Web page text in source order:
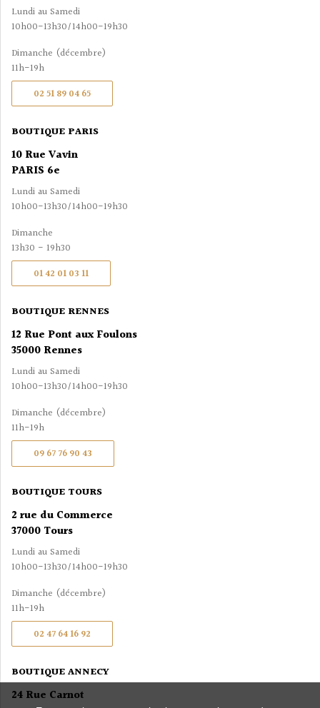
Lundi au Samedi
10h00-13h30/14h00-19h30
Dimanche (décembre)
11h-19h
02 51 89 04 65
BOUTIQUE PARIS
10 Rue Vavin
PARIS 6e
Lundi au Samedi
10h00-13h30/14h00-19h30
Dimanche
13h30 - 19h30
01 42 01 03 11
BOUTIQUE RENNES
12 Rue Pont aux Foulons
35000 Rennes
Lundi au Samedi
10h00-13h30/14h00-19h30
Dimanche (décembre)
11h-19h
09 67 76 90 43
BOUTIQUE TOURS
2 rue du Commerce
37000 Tours
Lundi au Samedi
10h00-13h30/14h00-19h30
Dimanche (décembre)
11h-19h
02 47 64 16 92
BOUTIQUE ANNECY
24 Rue Carnot